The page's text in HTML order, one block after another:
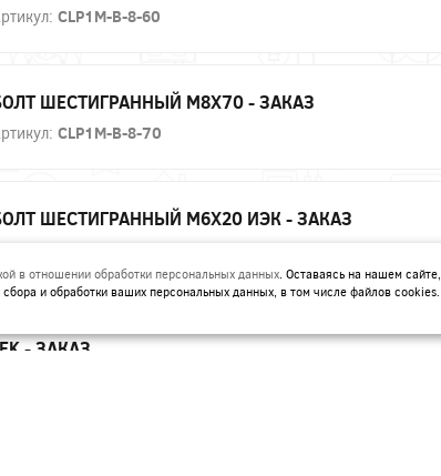
CLP1M-B-8-60
ШЕСТИГРАННЫЙ М8Х70 - ЗАКАЗ
CLP1M-B-8-70
ШЕСТИГРАННЫЙ М6Х20 ИЭК - ЗАКАЗ
- ЗАКАЗ
в отношении обработки персональных данных. Оставаясь на нашем сайте,
и обработки ваших персональных данных, в том числе файлов cookies.